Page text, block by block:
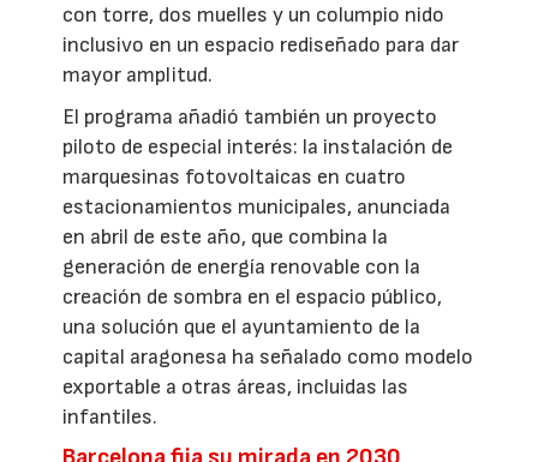
con torre, dos muelles y un columpio nido
inclusivo en un espacio rediseñado para dar
mayor amplitud.
El programa añadió también un proyecto
piloto de especial interés: la instalación de
marquesinas fotovoltaicas en cuatro
estacionamientos municipales, anunciada
en abril de este año, que combina la
generación de energía renovable con la
creación de sombra en el espacio público,
una solución que el ayuntamiento de la
capital aragonesa ha señalado como modelo
exportable a otras áreas, incluidas las
infantiles.